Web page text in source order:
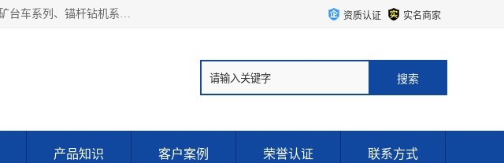
江西鑫通机械制造有限公司主营产品：履带装载机（扒渣机）系列、凿岩台车系列、湿喷台车系列、采矿台车系列、锚杆钻机系列、梭式矿车系列、电机车系列、砼搅拌运输车系列及后配套系列。公司在不断提升自身技术研发能力的同时引进德国、瑞典等国外先进技术和工艺，广泛征询用户意见，扬长避短，日趋完善和成熟，赢得了广大用户的青睐。 资质认证 实名商家
产品知识 客户案例 荣誉认证 联系方式